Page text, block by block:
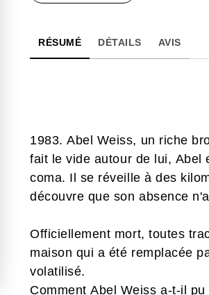
RÉSUMÉ DÉTAILS AVIS
1983. Abel Weiss, un riche
fait le vide autour de lui, Abel
coma. Il se réveille à des
découvre que son absence
Officiellement mort, toutes
maison qui a été remplacée
volatilisé.
Comment Abel Weiss a-t-il